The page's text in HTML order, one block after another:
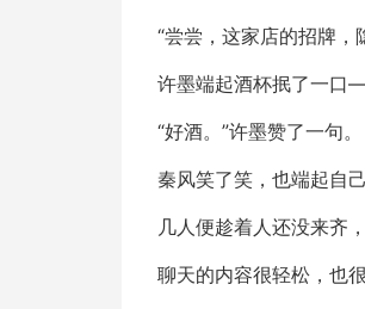
“尝尝，这家店的招牌，
许墨端起酒杯抿了一口
“好酒。”许墨赞了一句。
秦风笑了笑，也端起自
几人便趁着人还没来齐
聊天的内容很轻松，也